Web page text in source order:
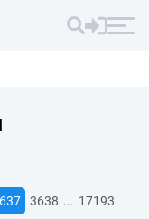
3638 ... 17193